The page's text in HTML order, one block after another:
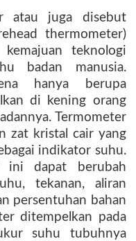
atau juga disebut
thermometer)
teknologi
badan manusia.
hanya berupa
di kening orang
Termometer
zat kristal cair yang
indikator suhu.
ini dapat berubah
tekanan, aliran
persentuhan bahan
ditempelkan pada
suhu tubuhnya